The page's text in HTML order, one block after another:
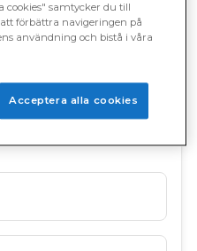
cookies" samtycker du till
förbättra navigeringen på
användning och bistå i våra
Acceptera alla cookies